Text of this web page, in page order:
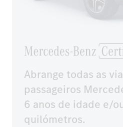
Abrange todas as
passageiros
6 anos de idade e/
quilómetros.